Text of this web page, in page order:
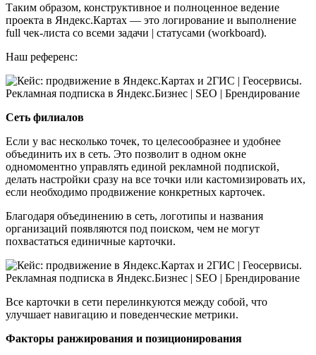
Таким образом, конструктивное и полноценное ведение
проекта в Яндекс.Картах — это логирование и выполнение
full чек-листа со всеми задачи | статусами (workboard).
Наш референс:
Сеть филиалов
Если у вас несколько точек, то целесообразнее и удобнее
объединить их в сеть. Это позволит в одном окне
одномоментно управлять единой рекламной подпиской,
делать настройки сразу на все точки или кастомизировать их,
если необходимо продвижение конкретных карточек.
Благодаря объединению в сеть, логотипы и названия
организаций появляются под поиском, чем не могут
похвастаться единичные карточки.
Все карточки в сети перелинкуются между собой, что
улучшает навигацию и поведенческие метрики.
Факторы ранжирования и позиционирования